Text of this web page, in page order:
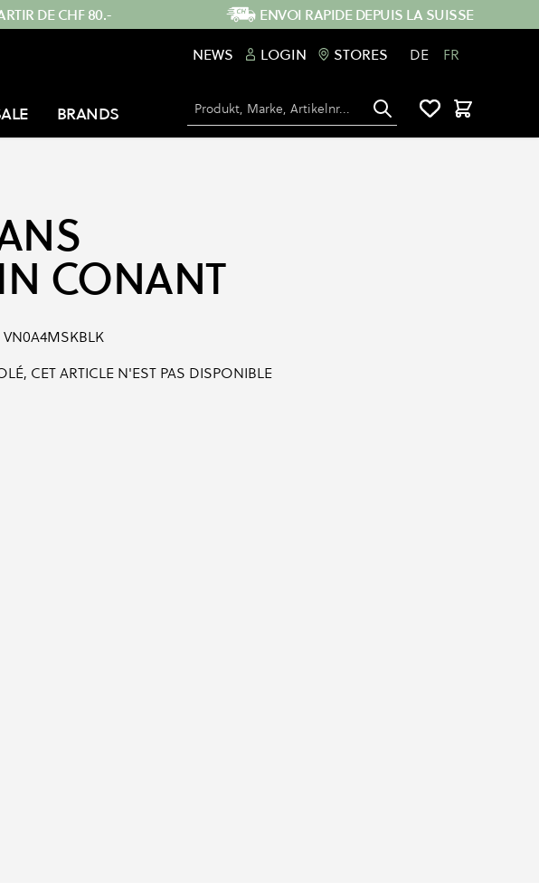
DE CHF 80.-
ENVOI RAPIDE DEPUIS LA SUISSE
NEWS
LOGIN STORES DE FR
BRANDS Chercher Panier
CONANT
VN0A4MSKBLK
CET ARTICLE N'EST PAS DISPONIBLE